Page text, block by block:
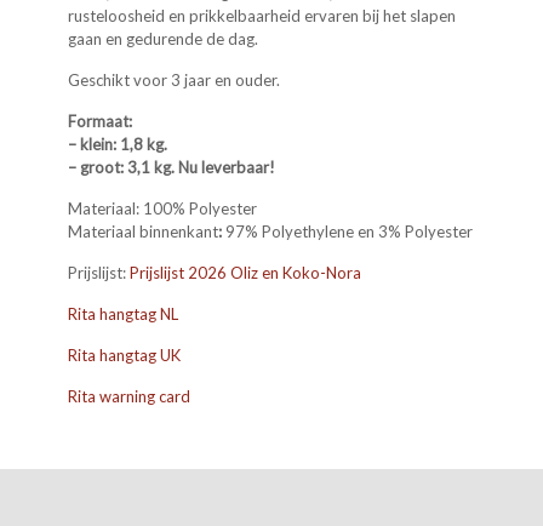
rusteloosheid en prikkelbaarheid ervaren bij het slapen
gaan en gedurende de dag.
Geschikt voor 3 jaar en ouder.
Formaat:
– klein: 1,8 kg.
– groot: 3,1 kg. Nu leverbaar!
Materiaal: 100% Polyester
Materiaal binnenkant: 97% Polyethylene en 3% Polyester
Prijslijst:Prijslijst 2026 Oliz en Koko-Nora
Rita hangtag NL
Rita hangtag UK
Rita warning card